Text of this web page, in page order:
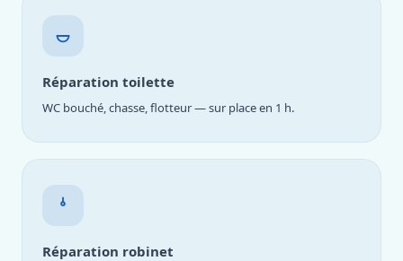
Réparation toilette
WC bouché, chasse, flotteur — sur place en 1 h.
Réparation robinet